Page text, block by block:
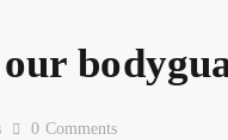
0 Comments